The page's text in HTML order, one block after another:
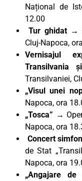
Național de
12.00
Tur ghidat→
Cluj-Napoca,
Vernisajul
Transilvania
Transilvaniei,
„Visul unei
Napoca, ora
„Tosca” →
Napoca, ora
Concert
de Stat
Napoca, ora
„Angajare de